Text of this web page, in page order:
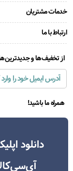
خدمات مشتریان
ارتباط با ما
از تخفیف‌ها و
همراه ما باشید!
دانلود